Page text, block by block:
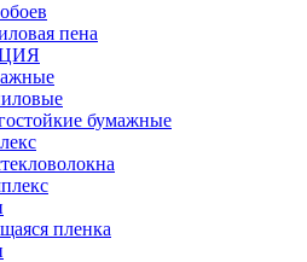
пена
бумажные
пленка